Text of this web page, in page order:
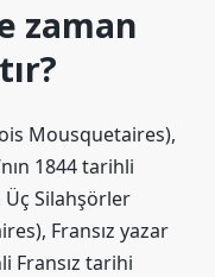
zaman
Mousquetaires),
1844 tarihli
Üç Silahşörler
Fransız yazar
Fransız tarihi